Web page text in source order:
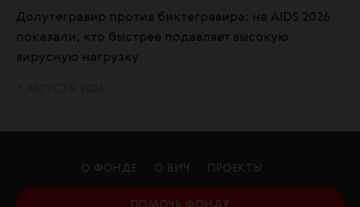
Долутегравир против биктегравира: на AIDS 2026
показали, кто быстрее подавляет высокую
вирусную нагрузку
О ФОНДЕ О ВИЧ ПРОЕКТЫ
ПОМОЧЬ ФОНДУ